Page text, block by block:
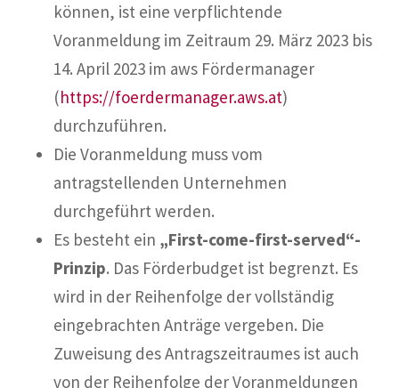
können, ist eine verpflichtende
Voranmeldung im Zeitraum 29. März 2023 bis
14. April 2023 im aws Fördermanager
(https://foerdermanager.aws.at)
durchzuführen.
Die Voranmeldung muss vom
antragstellenden Unternehmen
durchgeführt werden.
Es besteht ein „First-come-first-served“-
Prinzip. Das Förderbudget ist begrenzt. Es
wird in der Reihenfolge der vollständig
eingebrachten Anträge vergeben. Die
Zuweisung des Antragszeitraumes ist auch
von der Reihenfolge der Voranmeldungen